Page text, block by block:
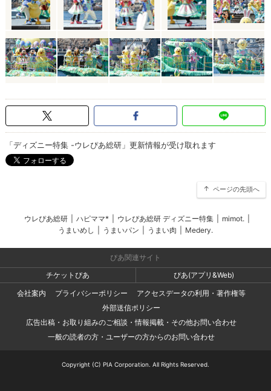
「ディズニー特集 -ウレぴあ総研」更新情報が受け取れます
ページの先頭へ
ウレぴあ総研 ハピママ* ウレぴあ総研 ディズニー特集 mimot.
うまいめし
うまいパン うまい肉 Medery.
ぴあ関連サイト
チケットぴあ
ぴあ(アプリ&Web)
会社案内
プライバシーポリシー
アクセスデータの利用・著作権等
外部送信ポリシー
広告出稿・お取り組みのご相談・情報掲載・その他お問い合わせ
一般の読者の方・ユーザーの方からのお問い合わせ
Copyright (C) PIA Corporation. All Rights Reserved.